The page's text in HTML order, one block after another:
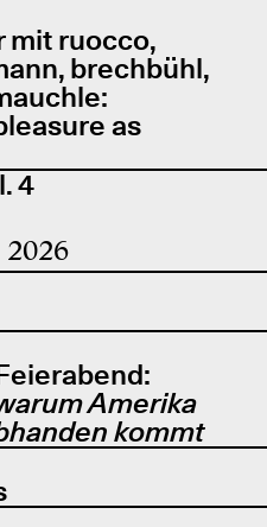
ruocco,
brechbühl,
as
4
Amerika
kommt